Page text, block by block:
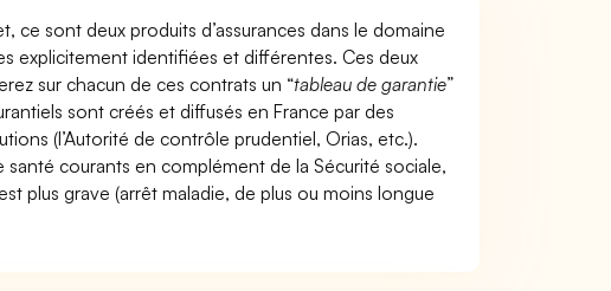
ce sont deux produits d’assurances dans le domaine
explicitement identifiées et différentes. Ces deux
sur chacun de ces contrats un “tableau de garantie”
sont créés et diffusés en France par des
(l’Autorité de contrôle prudentiel, Orias, etc.).
courants en complément de la Sécurité sociale,
plus grave (arrêt maladie, de plus ou moins longue